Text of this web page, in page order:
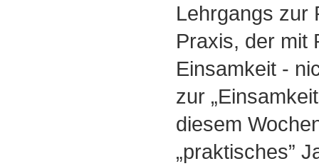
Lehrgangs zur
Praxis, der mit
Einsamkeit -
zur
diesem
„praktisches”